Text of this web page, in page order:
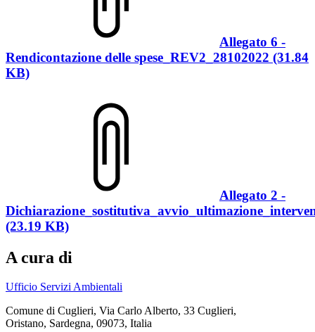
Allegato 6 -
Rendicontazione delle spese_REV2_28102022 (31.84
KB)
Allegato 2 -
(23.19 KB)
A cura di
Ufficio Servizi Ambientali
Comune di Cuglieri, Via Carlo Alberto, 33 Cuglieri,
Oristano, Sardegna, 09073, Italia